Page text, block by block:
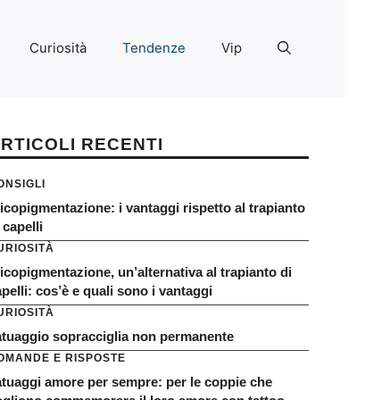
Curiosità Tendenze Vip
RECENTI
i vantaggi rispetto al trapianto
capelli
un’alternativa al trapianto di
cos’è e quali sono i vantaggi
sopracciglia non permanente
E RISPOSTE
amore per sempre: per le coppie che